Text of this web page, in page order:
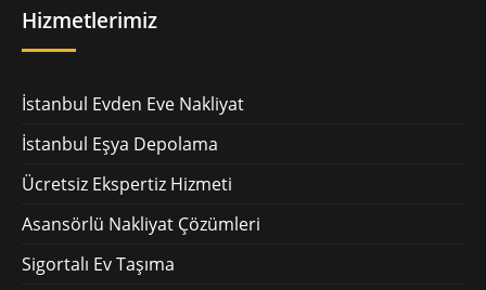
Hizmetlerimiz
İstanbul Evden Eve Nakliyat
İstanbul Eşya Depolama
Ücretsiz Ekspertiz Hizmeti
Asansörlü Nakliyat Çözümleri
Sigortalı Ev Taşıma